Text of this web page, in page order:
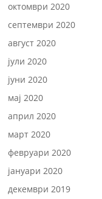
октомври 2020
септември 2020
август 2020
јули 2020
јуни 2020
мај 2020
април 2020
март 2020
февруари 2020
јануари 2020
декември 2019